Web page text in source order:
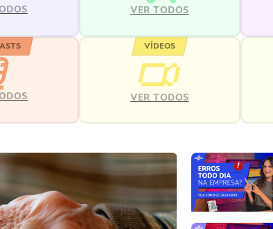
VER TODOS
VÍDEOS
VER TODOS